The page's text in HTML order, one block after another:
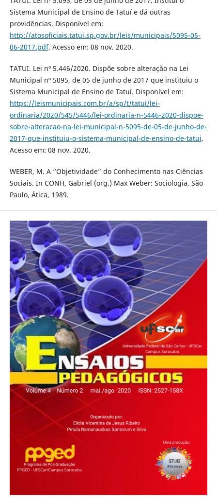
Sistema Municipal de Ensino de Tatuí e dá outras
providências. Disponível em:
http://atosoficiais.tatui.sp.gov.br/leis/municipais/5095-05-
06-2017.pdf. Acesso em: 08 nov. 2020.
TATUI. Lei nº 5.446/2020. Dispõe sobre alteração na Lei
Municipal nº 5095, de 05 de junho de 2017 que instituiu o
Sistema Municipal de Ensino de Tatuí. Disponível em:
https://leismunicipais.com.br/a/sp/t/tatui/lei-
ordinaria/2020/545/5446/lei-ordinaria-n-5446-2020-dispoe-
sobre-alteracao-na-lei-municipal-n-5095-de-05-de-junho-de-
2017-que-instituiu-o-sistema-municipal-de-ensino-de-tatui.
Acesso em: 08 nov. 2020.
WEBER, M. A “Objetividade” do Conhecimento nas Ciências
Sociais. In CONH, Gabriel (org.) Max Weber: Sociologia, São
Paulo, Ática, 1989.